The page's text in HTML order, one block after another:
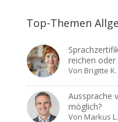
Top-Themen
reichen
Von Brigitte K.
Aussprache
möglich?
Von Markus L.